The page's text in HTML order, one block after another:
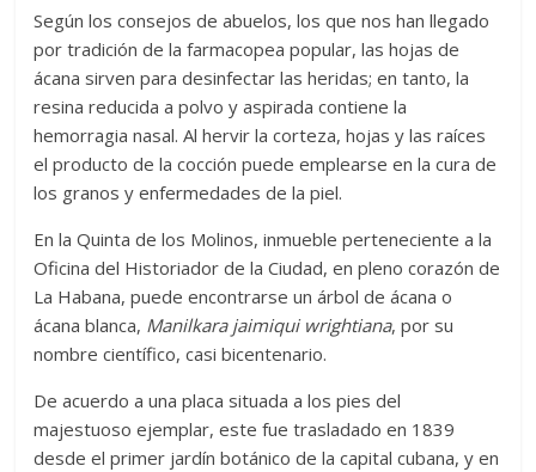
Según los consejos de abuelos, los que nos han llegado
por tradición de la farmacopea popular, las hojas de
ácana sirven para desinfectar las heridas; en tanto, la
resina reducida a polvo y aspirada contiene la
hemorragia nasal. Al hervir la corteza, hojas y las raíces
el producto de la cocción puede emplearse en la cura de
los granos y enfermedades de la piel.
En la Quinta de los Molinos, inmueble perteneciente a la
Oficina del Historiador de la Ciudad, en pleno corazón de
La Habana, puede encontrarse un árbol de ácana o
ácana blanca, Manilkara jaimiqui wrightiana, por su
nombre científico, casi bicentenario.
De acuerdo a una placa situada a los pies del
majestuoso ejemplar, este fue trasladado en 1839
desde el primer jardín botánico de la capital cubana, y en